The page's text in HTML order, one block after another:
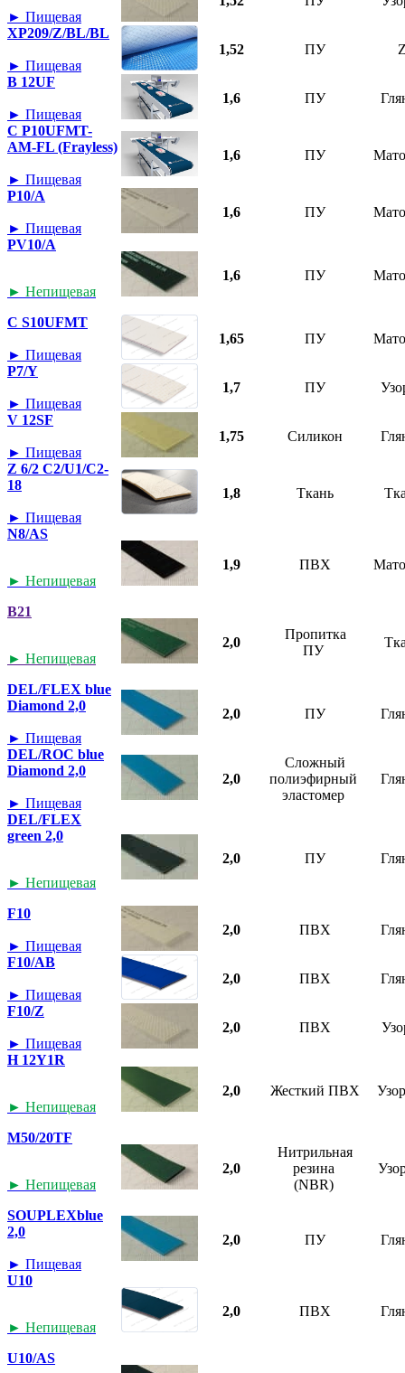
► Пищевая
XP209/Z/BL/BL
► Пищевая
1,52 ПУ
B 12UF
► Пищевая
1,6 ПУ
C P10UFMT-
AM-FL (Frayless)
► Пищевая
1,6 ПУ
P10/A
► Пищевая
1,6 ПУ
PV10/A
► Непищевая
1,6 ПУ
C S10UFMT
► Пищевая
1,65 ПУ
P7/Y
► Пищевая
1,7 ПУ
V 12SF
► Пищевая
1,75 Силикон
Z 6/2 C2/U1/C2-
18
► Пищевая
1,8 Ткань
N8/AS
► Непищевая
1,9 ПВХ
B21
► Непищевая
2,0
Пропитка
ПУ
DEL/FLEX blue
Diamond 2,0
► Пищевая
2,0 ПУ
DEL/ROC blue
Diamond 2,0
► Пищевая
2,0
Сложный
полиэфирный
эластомер
DEL/FLEX
green 2,0
► Непищевая
2,0 ПУ
F10
► Пищевая
2,0 ПВХ
F10/AB
► Пищевая
2,0 ПВХ
F10/Z
► Пищевая
2,0 ПВХ
H 12Y1R
► Непищевая
2,0 Жесткий ПВХ
M50/20TF
► Непищевая
2,0
Нитрильная
резина
(NBR)
SOUPLEXblue
2,0
► Пищевая
2,0 ПУ
U10
► Непищевая
2,0 ПВХ
U10/AS